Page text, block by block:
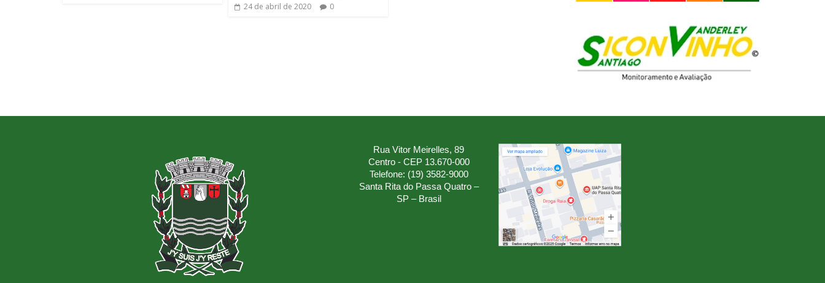
24 de abril de 2020 0
Rua Vitor Meirelles, 89
Centro - CEP 13.670-000
Telefone: (19) 3582-9000
Santa Rita do Passa Quatro –
SP – Brasil